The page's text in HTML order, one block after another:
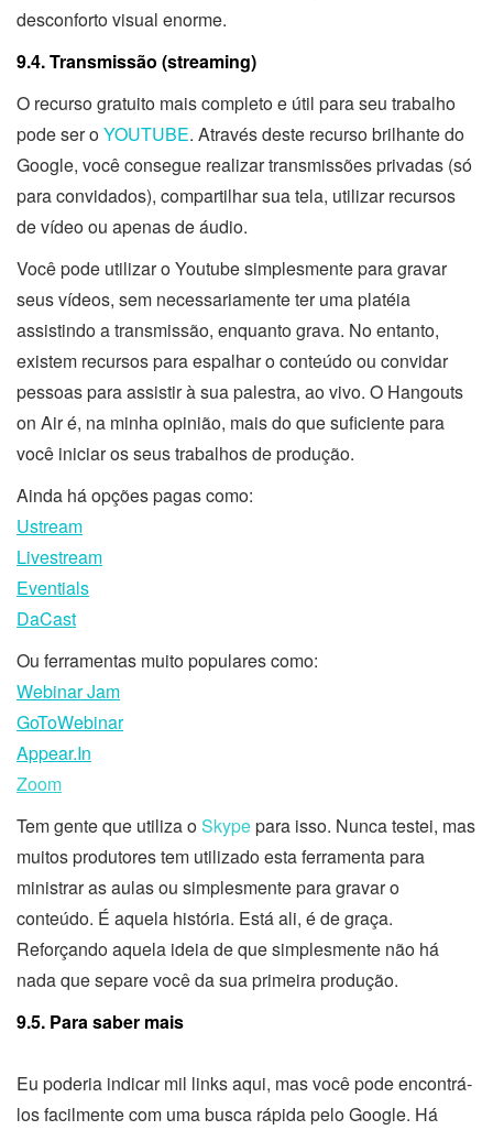
desconforto visual enorme.
9.4. Transmissão (streaming)
O recurso gratuito mais completo e útil para seu trabalho
pode ser oYOUTUBE. Através deste recurso brilhante do
Google, você consegue realizar transmissões privadas (só
para convidados), compartilhar sua tela, utilizar recursos
de vídeo ou apenas de áudio.
Você pode utilizar o Youtube simplesmente para gravar
seus vídeos, sem necessariamente ter uma platéia
assistindo a transmissão, enquanto grava. No entanto,
existem recursos para espalhar o conteúdo ou convidar
pessoas para assistir à sua palestra, ao vivo. O Hangouts
on Air é, na minha opinião, mais do que suficiente para
você iniciar os seus trabalhos de produção.
Ainda há opções pagas como:
Ustream
Livestream
Eventials
DaCast
Ou ferramentas muito populares como:
Webinar Jam
GoToWebinar
Appear.In
Zoom
Tem gente que utiliza oSkypepara isso. Nunca testei, mas
muitos produtores tem utilizado esta ferramenta para
ministrar as aulas ou simplesmente para gravar o
conteúdo. É aquela história. Está ali, é de graça.
Reforçando aquela ideia de que simplesmente não há
nada que separe você da sua primeira produção.
9.5. Para saber mais
Eu poderia indicar mil links aqui, mas você pode encontrá-
los facilmente com uma busca rápida pelo Google. Há